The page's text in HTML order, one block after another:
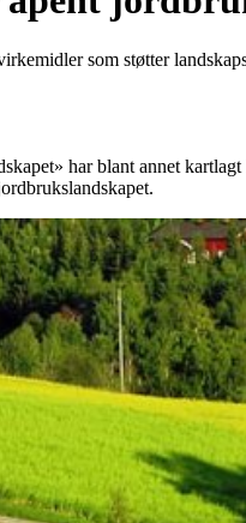
som støtter
har blant annet